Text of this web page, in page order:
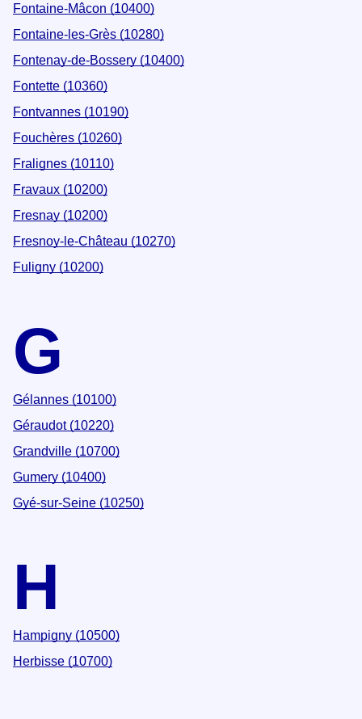
Fontaine-Mâcon (10400)
Fontaine-les-Grès (10280)
Fontenay-de-Bossery (10400)
Fontette (10360)
Fontvannes (10190)
Fouchères (10260)
Fralignes (10110)
Fravaux (10200)
Fresnay (10200)
Fresnoy-le-Château (10270)
Fuligny (10200)
G
Gélannes (10100)
Géraudot (10220)
Grandville (10700)
Gumery (10400)
Gyé-sur-Seine (10250)
H
Hampigny (10500)
Herbisse (10700)